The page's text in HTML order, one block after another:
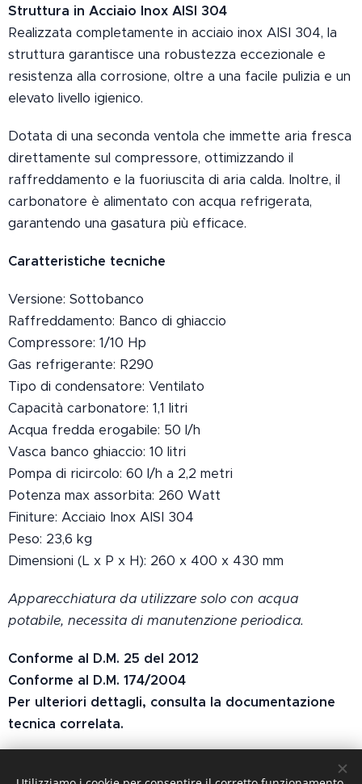
Struttura in Acciaio Inox AISI 304
Realizzata completamente in acciaio inox AISI 304, la
struttura garantisce una robustezza eccezionale e
resistenza alla corrosione, oltre a una facile pulizia e un
elevato livello igienico.
Dotata di una seconda ventola che immette aria fresca
direttamente sul compressore, ottimizzando il
raffreddamento e la fuoriuscita di aria calda. Inoltre, il
carbonatore è alimentato con acqua refrigerata,
garantendo una gasatura più efficace.
Caratteristiche tecniche
Versione: Sottobanco
Raffreddamento: Banco di ghiaccio
Compressore: 1/10 Hp
Gas refrigerante: R290
Tipo di condensatore: Ventilato
Capacità carbonatore: 1,1 litri
Acqua fredda erogabile: 50 l/h
Vasca banco ghiaccio: 10 litri
Pompa di ricircolo: 60 l/h a 2,2 metri
Potenza max assorbita: 260 Watt
Finiture: Acciaio Inox AISI 304
Peso: 23,6 kg
Dimensioni (L x P x H): 260 x 400 x 430 mm
Apparecchiatura da utilizzare solo con acqua
potabile, necessita di manutenzione periodica.
Conforme al D.M. 25 del 2012
Conforme al D.M. 174/2004
Per ulteriori dettagli, consulta la documentazione
tecnica correlata.